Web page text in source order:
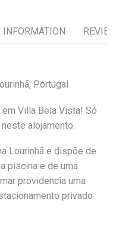
Portugal
Villa Bela Vista! Só
alojamento.
Lourinhã e dispõe de
piscina e de uma
providencia uma
privado